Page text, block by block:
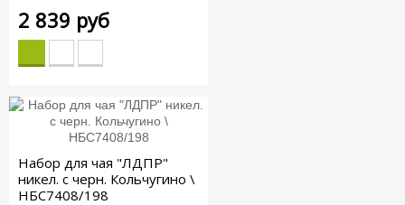
2 839 руб
Набор для чая "ЛДПР"
никел. с черн. Кольчугино \
НБС7408/198